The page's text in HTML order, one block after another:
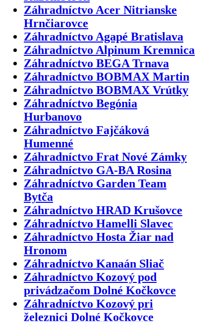
Záhradníctvo Acer Nitrianske
Hrnčiarovce
Záhradníctvo Agapé Bratislava
Záhradníctvo Alpinum Kremnica
Záhradníctvo BEGA Trnava
Záhradníctvo BOBMAX Martin
Záhradníctvo BOBMAX Vrútky
Záhradníctvo Begónia
Hurbanovo
Záhradníctvo Fajčáková
Humenné
Záhradníctvo Frat Nové Zámky
Záhradníctvo GA-BA Rosina
Záhradníctvo Garden Team
Bytča
Záhradníctvo HRAD Krušovce
Záhradníctvo Hamelli Slavec
Záhradníctvo Hosta Žiar nad
Hronom
Záhradníctvo Kanaán Sliač
Záhradníctvo Kozový pod
privádzačom Dolné Kočkovce
Záhradníctvo Kozový pri
železnici Dolné Kočkovce